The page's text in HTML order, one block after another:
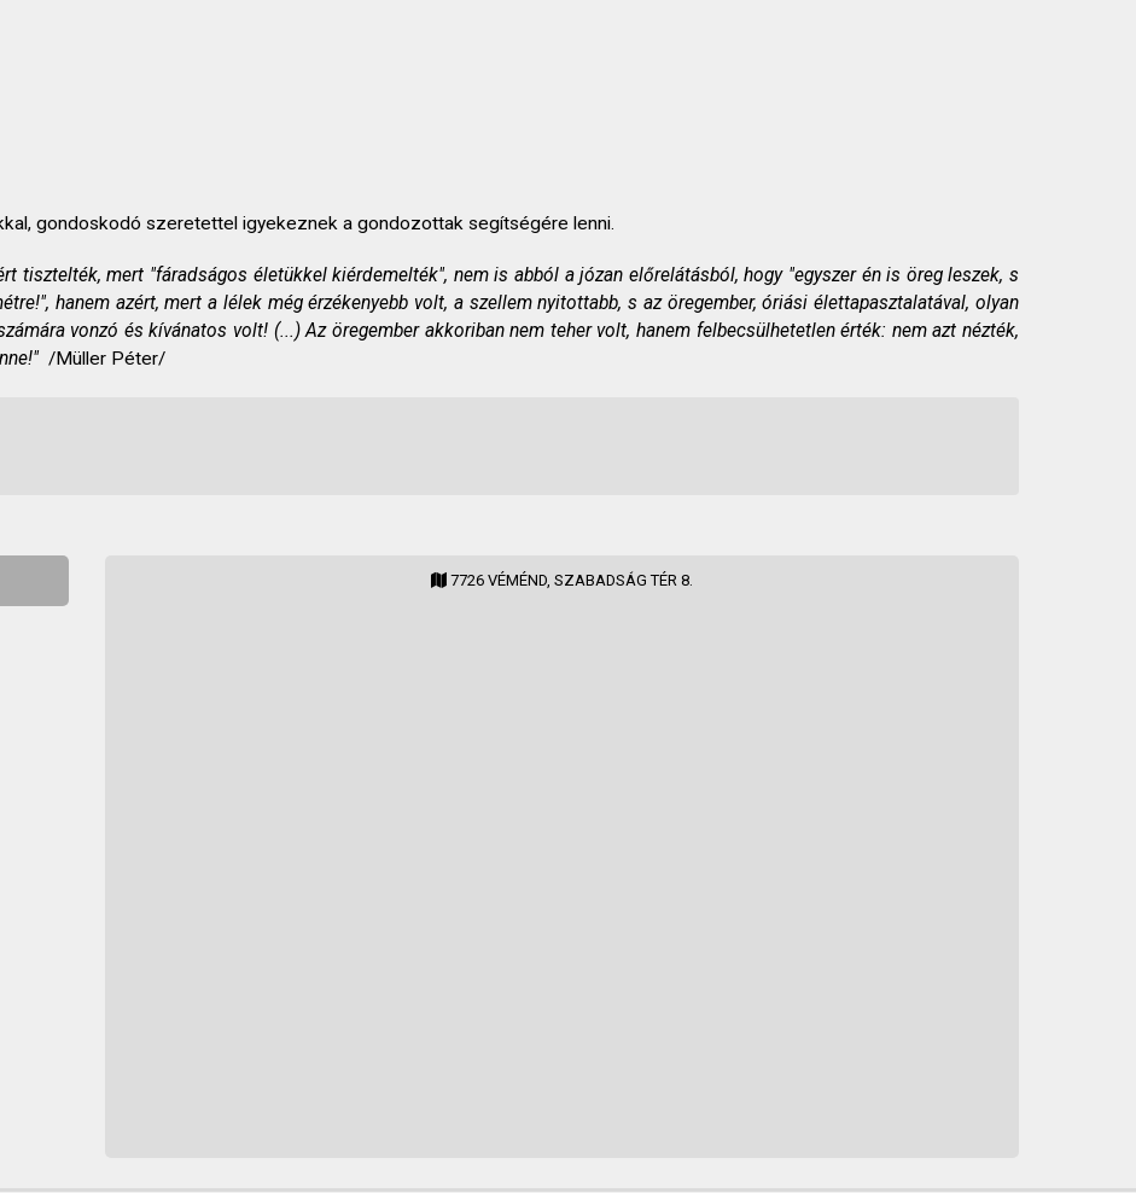
gondoskodó szeretettel igyekeznek a gondozottak segítségére lenni.
tisztelték, mert "fáradságos életükkel kiérdemelték", nem is abból a józan előrelátásból, hogy "egyszer én is öreg leszek, s
hanem azért, mert a lélek még érzékenyebb volt, a szellem nyitottabb, s az öregember, óriási élettapasztalatával, olyan
vonzó és kívánatos volt! (...) Az öregember akkoriban nem teher volt, hanem felbecsülhetetlen érték: nem azt nézték,
/Müller Péter/
7726 VÉMÉND, SZABADSÁG TÉR 8.